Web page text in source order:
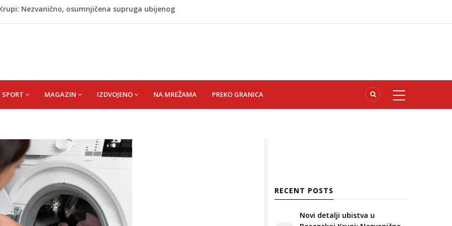
protiv Infantina na izborima: Srbija i Hrvatska se
sinu"
Arabija već mjesec nije izvezla naftu u SAD
SPORT MAGAZIN IZDVOJENO NA MREŽAMA PREKO GRANICA
RECENT POSTS
Novi detalji ubistva u